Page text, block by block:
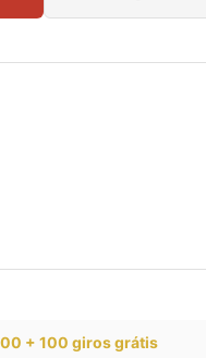
+ 100 giros grátis